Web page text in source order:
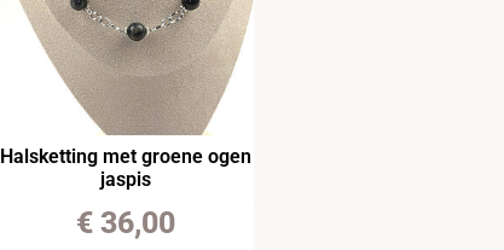
Halsketting met groene ogen
jaspis
€36,00